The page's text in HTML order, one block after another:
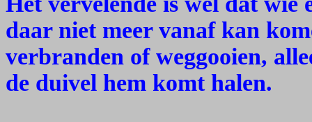
daar niet meer vanaf kan
verbranden of weggooien,
de duivel hem komt halen.